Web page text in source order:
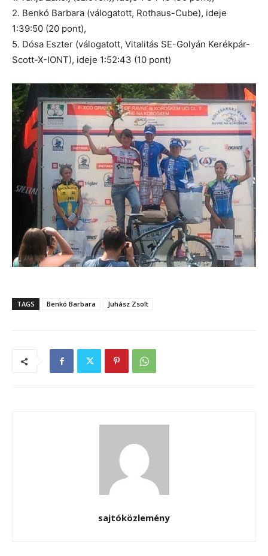
2. Benkó Barbara (válogatott, Rothaus-Cube), ideje
1:39:50 (20 pont),
5. Dósa Eszter (válogatott, Vitalitás SE-Golyán Kerékpár-
Scott-X-IONT), ideje 1:52:43 (10 pont)
TAGS Benkó Barbara Juhász Zsolt
sajtóközlemény